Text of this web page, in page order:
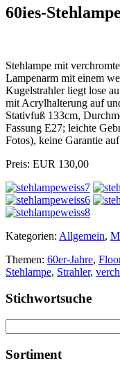
60ies-
Stehlampe mit
Lampenarm mit einem
Kugelstrahler liegt lose
mit Acrylhalterung auf
Stativfuß 133cm,
Fassung E27; leichte
Fotos), keine Garantie
Preis: EUR 130,00
Kategorien: Allgemein,
Themen: 60er-Jahre,
Stehlampe, Strahler,
Stichwortsuche
nach:
Sortiment